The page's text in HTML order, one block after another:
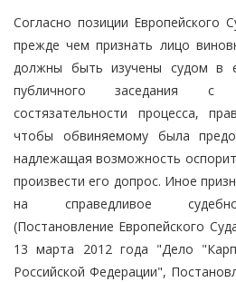
Согласно позиции Европейского
прежде чем признать лицо
должны быть изучены судом в
публичного заседания с
состязательности процесса,
чтобы обвиняемому была
надлежащая возможность
произвести его допрос. Иное
на справедливое
(Постановление Европейского
13 марта 2012 года "Дело
Российской Федерации",